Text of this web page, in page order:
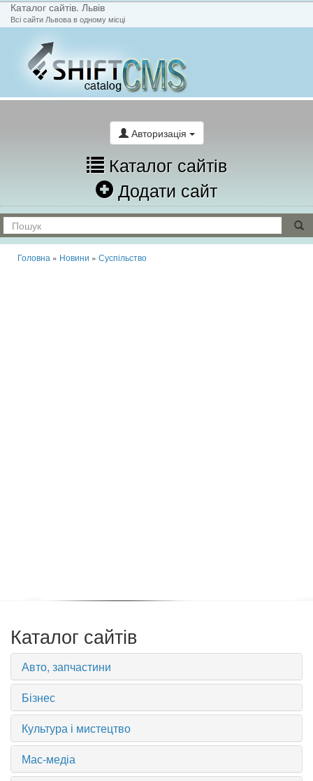
Каталог сайтів. Львів
Всі сайти Львова в одному місці
Авторизація
Каталог сайтів
Додати сайт
Головна » Новини » Суспільство
Каталог сайтів
Авто, запчастини
Бізнес
Культура і мистецтво
Мас-медіа